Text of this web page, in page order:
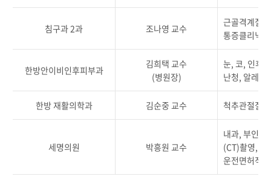
침구과 2과 조나영 교수
근골격계질
통증클리닉,
한방안이비인후피부과
김희택 교수
(병원장)
눈, 코, 인후,
난청, 알레르
한방 재활의학과 김순중 교수 척추관절질
세명의원 박흥원 교수
내과, 부인과
(CT)촬영, 산
운전면허적